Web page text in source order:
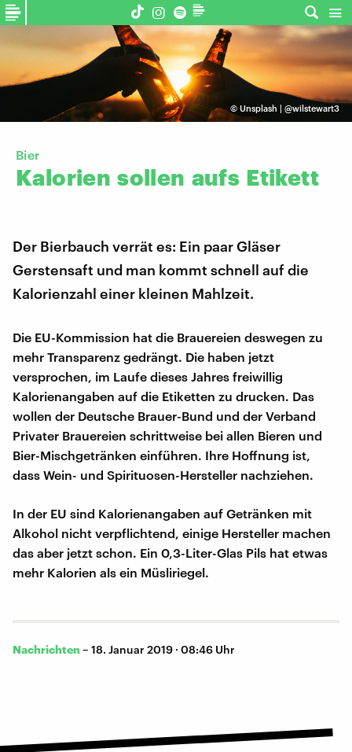
© Unsplash | @wilstewart3
Bier
Kalorien sollen aufs Etikett
Der Bierbauch verrät es: Ein paar Gläser
Gerstensaft und man kommt schnell auf die
Kalorienzahl einer kleinen Mahlzeit.
Die EU-Kommission hat die Brauereien deswegen zu
mehr Transparenz gedrängt. Die haben jetzt
versprochen, im Laufe dieses Jahres freiwillig
Kalorienangaben auf die Etiketten zu drucken. Das
wollen der Deutsche Brauer-Bund und der Verband
Privater Brauereien schrittweise bei allen Bieren und
Bier-Mischgetränken einführen. Ihre Hoffnung ist,
dass Wein- und Spirituosen-Hersteller nachziehen.
In der EU sind Kalorienangaben auf Getränken mit
Alkohol nicht verpflichtend, einige Hersteller machen
das aber jetzt schon. Ein 0,3-Liter-Glas Pils hat etwas
mehr Kalorien als ein Müsliriegel.
Nachrichten – 18. Januar 2019 · 08:46 Uhr